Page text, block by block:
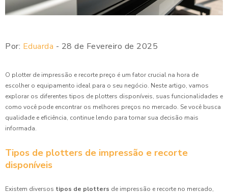
Por: Eduarda - 28 de Fevereiro de 2025
O plotter de impressão e recorte preço é um fator crucial na hora de
escolher o equipamento ideal para o seu negócio. Neste artigo, vamos
explorar os diferentes tipos de plotters disponíveis, suas funcionalidades e
como você pode encontrar os melhores preços no mercado. Se você busca
qualidade e eficiência, continue lendo para tornar sua decisão mais
informada.
Tipos de plotters de impressão e recorte
disponíveis
Existem diversos tipos de plotters de impressão e recorte no mercado,